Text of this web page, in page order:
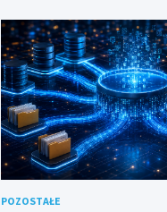
POZOSTAŁE